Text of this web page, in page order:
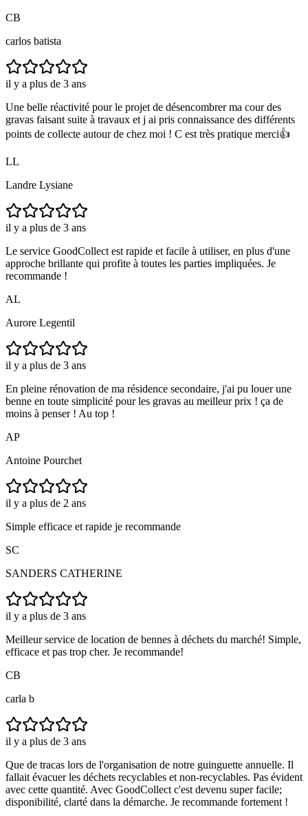
CB
carlos batista
il y a plus de 3 ans
Une belle réactivité pour le projet de désencombrer ma cour des
gravas faisant suite à travaux et j ai pris connaissance des différents
points de collecte autour de chez moi ! C est très pratique merci👍
LL
Landre Lysiane
il y a plus de 3 ans
Le service GoodCollect est rapide et facile à utiliser, en plus d'une
approche brillante qui profite à toutes les parties impliquées. Je
recommande !
AL
Aurore Legentil
il y a plus de 3 ans
En pleine rénovation de ma résidence secondaire, j'ai pu louer une
benne en toute simplicité pour les gravas au meilleur prix ! ça de
moins à penser ! Au top !
AP
Antoine Pourchet
il y a plus de 2 ans
Simple efficace et rapide je recommande
SC
SANDERS CATHERINE
il y a plus de 3 ans
Meilleur service de location de bennes à déchets du marché! Simple,
efficace et pas trop cher. Je recommande!
CB
carla b
il y a plus de 3 ans
Que de tracas lors de l'organisation de notre guinguette annuelle. Il
fallait évacuer les déchets recyclables et non-recyclables. Pas évident
avec cette quantité. Avec GoodCollect c'est devenu super facile;
disponibilité, clarté dans la démarche. Je recommande fortement !